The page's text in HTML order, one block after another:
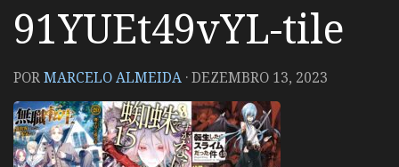
91YUEt49vYL-tile
PORMARCELO ALMEIDA ·DEZEMBRO 13, 2023